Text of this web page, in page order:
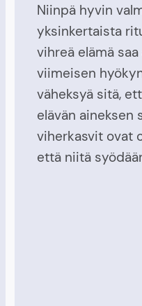
Niinpä hyvin
yksinkertaista
vihreä elämä
viimeisen
väheksyä sitä,
elävän aineksen
viherkasvit ovat
että niitä